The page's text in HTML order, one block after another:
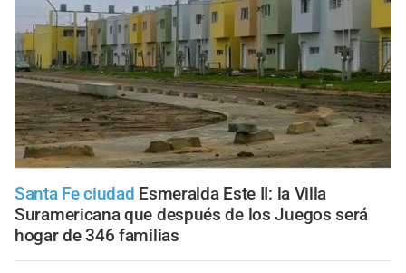
Santa Fe ciudad Esmeralda Este II: la Villa
Suramericana que después de los Juegos será
hogar de 346 familias